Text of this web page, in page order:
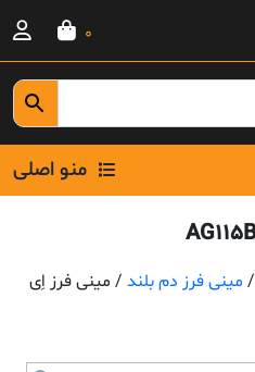
0
منو اصلی
/ مینی فرز دم بلند / مینی فرز اِی